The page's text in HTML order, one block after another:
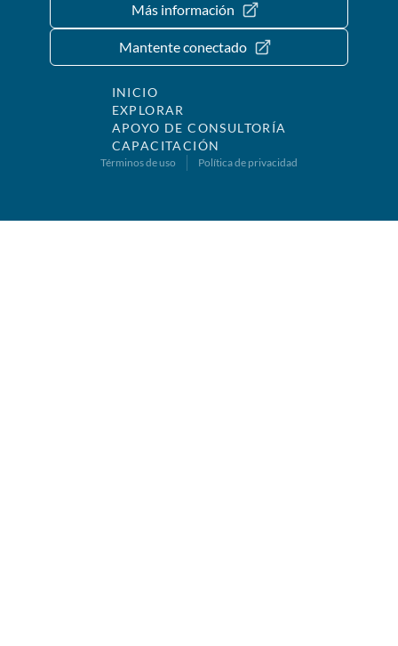
Más información
Mantente conectado
INICIO
EXPLORAR
APOYO DE CONSULTORÍA
CAPACITACIÓN
Términos de uso Política de privacidad